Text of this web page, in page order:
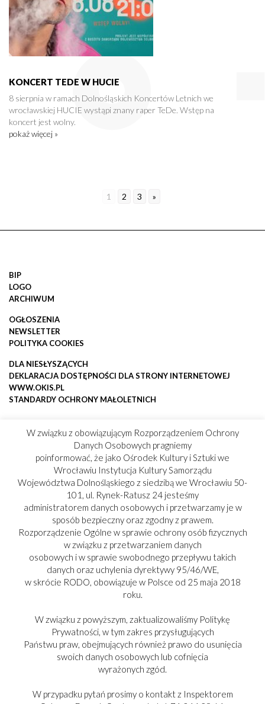
KONCERT TEDE W HUCIE
8 sierpnia w ramach Dolnośląskich Koncertów Letnich we
wrocławskiej HUCIE wystąpi znany raper TeDe. Wstęp na
koncert jest wolny.
pokaż więcej »
1 2 3 »
BIP
LOGO
ARCHIWUM
OGŁOSZENIA
NEWSLETTER
POLITYKA COOKIES
DLA NIESŁYSZĄCYCH
DEKLARACJA DOSTĘPNOŚCI DLA STRONY INTERNETOWEJ
WWW.OKIS.PL
STANDARDY OCHRONY MAŁOLETNICH
W związku z obowiązującym Rozporządzeniem Ochrony
Danych Osobowych pragniemy
poinformować, że jako Ośrodek Kultury i Sztuki we
Wrocławiu Instytucja Kultury Samorządu
Województwa Dolnośląskiego z siedzibą we Wrocławiu 50-
101, ul. Rynek-Ratusz 24 jesteśmy
administratorem danych osobowych i przetwarzamy je w
sposób bezpieczny oraz zgodny z prawem.
Rozporządzenie Ogólne w sprawie ochrony osób fizycznych
w związku z przetwarzaniem danych
osobowych i w sprawie swobodnego przepływu takich
danych oraz uchylenia dyrektywy 95/46/WE,
w skrócie RODO, obowiązuje w Polsce od 25 maja 2018
roku.
W związku z powyższym, zaktualizowaliśmy Politykę
Prywatności, w tym zakres przysługujących
Państwu praw, obejmujących również prawo do usunięcia
swoich danych osobowych lub cofnięcia
wyrażonych zgód.
W przypadku pytań prosimy o kontakt z Inspektorem